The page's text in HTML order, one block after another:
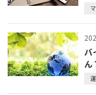
バ
ん